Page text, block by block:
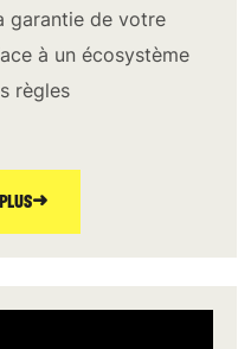
garantie de votre
à un écosystème
règles
➜